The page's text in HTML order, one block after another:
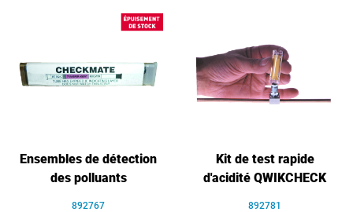
Ensembles de détection
des polluants
892767
Kit de test rapide
d'acidité QWIKCHECK
892781